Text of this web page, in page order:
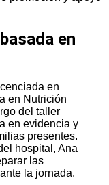
en
en
en Nutrición
del taller
en evidencia y
presentes.
hospital, Ana
las
la jornada.